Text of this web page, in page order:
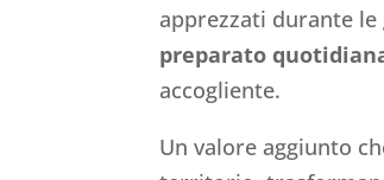
apprezzati durante
preparato
accogliente.
Un valore aggiunto